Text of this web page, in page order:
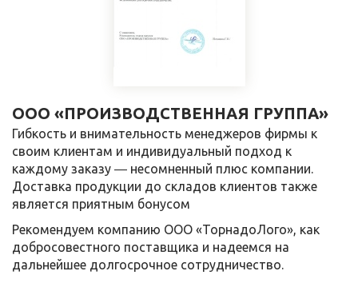
ООО «ПРОИЗВОДСТВЕННАЯ ГРУППА»
Гибкость и внимательность менеджеров фирмы к
своим клиентам и индивидуальный подход к
каждому заказу ― несомненный плюс компании.
Доставка продукции до складов клиентов также
является приятным бонусом
Рекомендуем компанию ООО «ТорнадоЛого», как
добросовестного поставщика и надеемся на
дальнейшее долгосрочное сотрудничество.